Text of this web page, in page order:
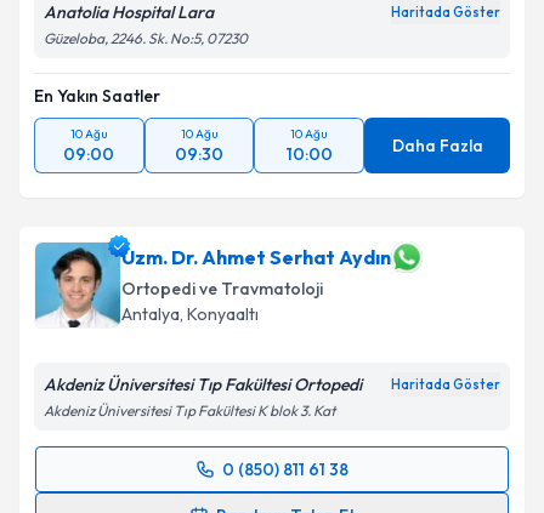
Anatolia Hospital Lara Haritada Göster
Güzeloba, 2246. Sk. No:5, 07230
En Yakın Saatler
10 Ağu
09:00
10 Ağu
09:30
10 Ağu
10:00 Daha Fazla
Uzm. Dr. Ahmet Serhat Aydın
Ortopedi ve Travmatoloji
Antalya, Konyaaltı
Akdeniz Üniversitesi Tıp Fakültesi Ortopedi Haritada Göster
Akdeniz Üniversitesi Tıp Fakültesi K blok 3. Kat
0 (850) 811 61 38
Randevu Takvimi Talebi